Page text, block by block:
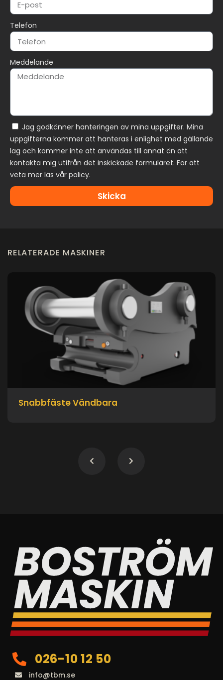
Telefon
Meddelande
Jag godkänner hanteringen av mina uppgifter. Mina
uppgifterna kommer att hanteras i enlighet med gällande
lag och kommer inte att användas till annat än att
kontakta mig utifrån det inskickade formuläret. För att
veta mer läs vår policy.
Skicka
RELATERADE MASKINER
Snabbfäste Vändbara
026-10 12 50
info@tbm.se